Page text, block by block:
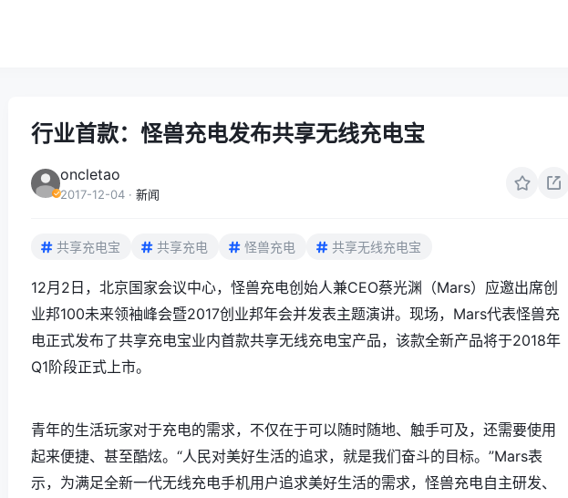
行业首款：怪兽充电发布共享无线充电宝
oncletao
2017-12-04 · 新闻
共享充电宝 共享充电 怪兽充电 共享无线充电宝
12月2日，北京国家会议中心，怪兽充电创始人兼CEO蔡光渊（Mars）应邀出席创
业邦100未来领袖峰会暨2017创业邦年会并发表主题演讲。现场，Mars代表怪兽充
电正式发布了共享充电宝业内首款共享无线充电宝产品，该款全新产品将于2018年
Q1阶段正式上市。
青年的生活玩家对于充电的需求，不仅在于可以随时随地、触手可及，还需要使用
起来便捷、甚至酷炫。“人民对美好生活的追求，就是我们奋斗的目标。”Mars表
示，为满足全新一代无线充电手机用户追求美好生活的需求，怪兽充电自主研发、